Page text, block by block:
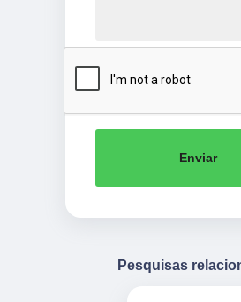
Enviar
Pesquisas